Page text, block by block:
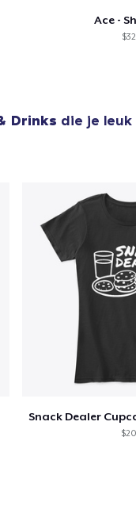
Ace -
$32
Drinks die je
$20